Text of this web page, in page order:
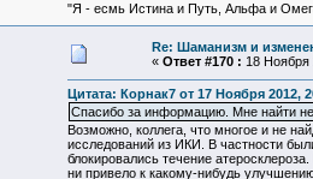
"Я - есмь Истина и Путь, Альфа и
Re: Шаманизм и
« Ответ #170 : 18 Ноября
Цитата: Корнак7 от 17 Ноября 2012,
Спасибо за информацию. Мне найти не
Возможно, коллега, что многое и не
исследований из ИКИ. В частности
блокировались течение
ни привело к какому-нибудь